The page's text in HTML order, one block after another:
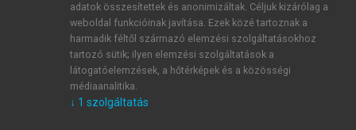
E-MAIL-CÍM
adatok összesítettek és anonimizáltak. Céljuk kizárólag a
weboldal funkcióinak javítása. Ezek közé tartoznak a
harmadik féltől származó elemzési szolgáltatásokhoz
tartozó sütik; ilyen elemzési szolgáltatások a
látogatóelemzések, a hőtérképek és a közösségi
médiaanalitika.
↓ 1 szolgáltatás